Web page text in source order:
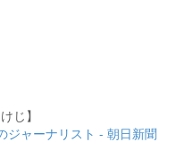
じ】
ジャーナリスト - 朝日新聞